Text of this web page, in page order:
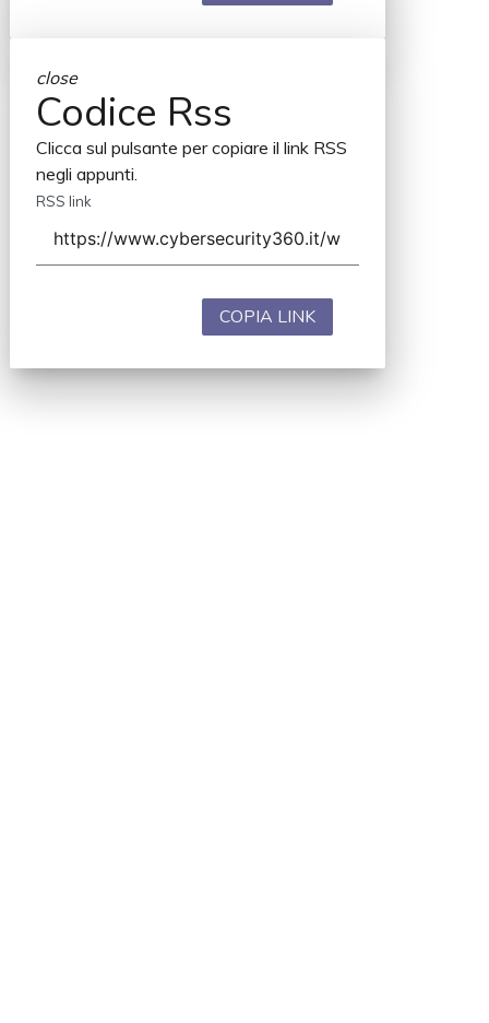
close
Codice Rss
Clicca sul pulsante per copiare il link RSS
negli appunti.
RSS link
COPIA LINK